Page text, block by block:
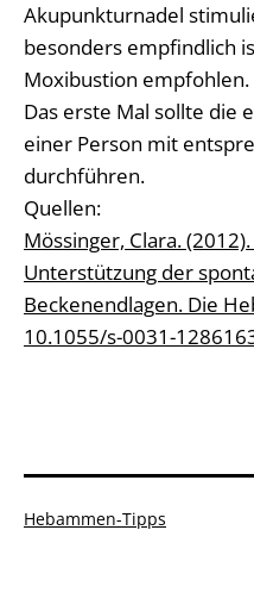
Akupunkturnadel
besonders empfindlich
Moxibustion empfohlen.
Das erste Mal sollte die
einer Person mit
durchführen.
Quellen:
Mössinger, Clara.
Unterstützung der
Beckenendlagen. Die
10.1055/s-0031-
Kategorisiert
Hebammen-Tipps